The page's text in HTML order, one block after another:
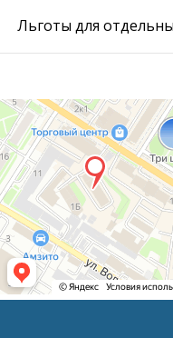
Льготы для